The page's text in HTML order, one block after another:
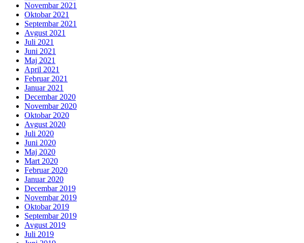
Novembar 2021
Oktobar 2021
Septembar 2021
Avgust 2021
Juli 2021
Juni 2021
Maj 2021
April 2021
Februar 2021
Januar 2021
Decembar 2020
Novembar 2020
Oktobar 2020
Avgust 2020
Juli 2020
Juni 2020
Maj 2020
Mart 2020
Februar 2020
Januar 2020
Decembar 2019
Novembar 2019
Oktobar 2019
Septembar 2019
Avgust 2019
Juli 2019